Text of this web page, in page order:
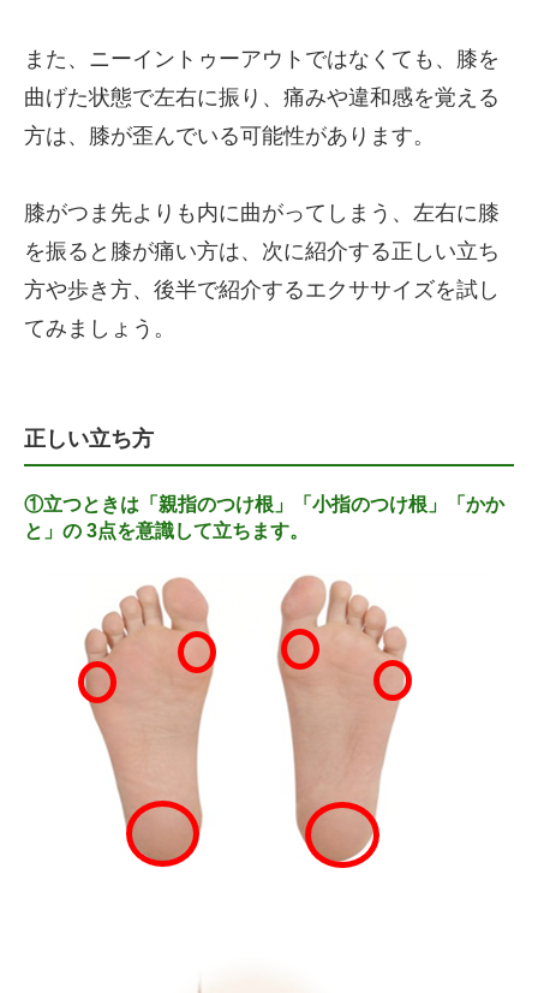
また、ニーイントゥーアウトではなくても、膝を
曲げた状態で左右に振り、痛みや違和感を覚える
方は、膝が歪んでいる可能性があります。
膝がつま先よりも内に曲がってしまう、左右に膝
を振ると膝が痛い方は、次に紹介する正しい立ち
方や歩き方、後半で紹介するエクササイズを試し
てみましょう。
正しい立ち方
①立つときは「親指のつけ根」「小指のつけ根」「かか
と」の 3点を意識して立ちます。